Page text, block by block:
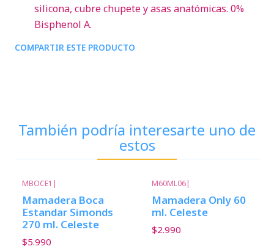
silicona, cubre chupete y asas anatómicas. 0%
Bisphenol A.
COMPARTIR ESTE PRODUCTO
También podría interesarte uno de
estos
MBOCE1 |
Mamadera Boca
Estandar Simonds
270 ml. Celeste
$5.990
M60ML06|
Mamadera Only 60
ml. Celeste
$2.990